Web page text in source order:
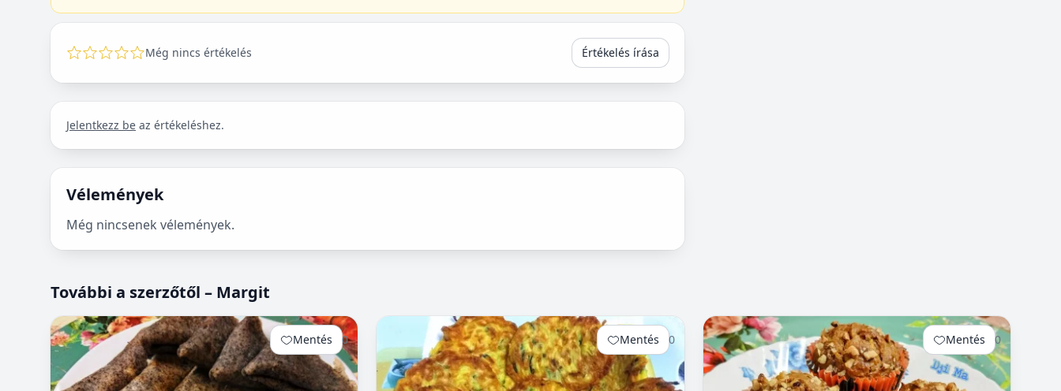
Még nincs értékelés Értékelés írása
Jelentkezz be az értékeléshez.
Vélemények
Még nincsenek vélemények.
További a szerzőtől – Margit
Mentés 0 Mentés 0 Mentés 0